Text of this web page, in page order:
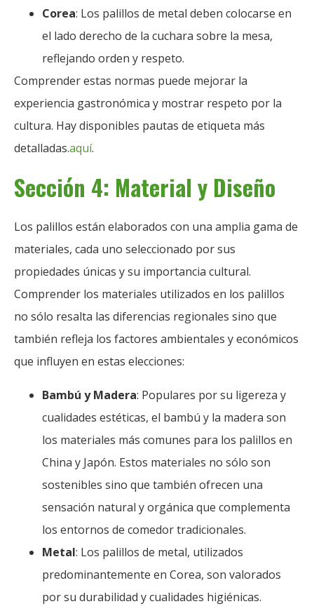
Corea: Los palillos de metal deben colocarse en
el lado derecho de la cuchara sobre la mesa,
reflejando orden y respeto.
Comprender estas normas puede mejorar la
experiencia gastronómica y mostrar respeto por la
cultura. Hay disponibles pautas de etiqueta más
detalladas.aquí.
Sección 4: Material y Diseño
Los palillos están elaborados con una amplia gama de
materiales, cada uno seleccionado por sus
propiedades únicas y su importancia cultural.
Comprender los materiales utilizados en los palillos
no sólo resalta las diferencias regionales sino que
también refleja los factores ambientales y económicos
que influyen en estas elecciones:
Bambú y Madera: Populares por su ligereza y
cualidades estéticas, el bambú y la madera son
los materiales más comunes para los palillos en
China y Japón. Estos materiales no sólo son
sostenibles sino que también ofrecen una
sensación natural y orgánica que complementa
los entornos de comedor tradicionales.
Metal: Los palillos de metal, utilizados
predominantemente en Corea, son valorados
por su durabilidad y cualidades higiénicas.